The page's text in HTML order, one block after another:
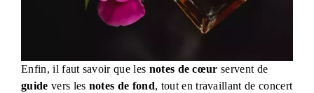
Enfin, il faut savoir que les notes de cœur servent de
guide vers les notes de fond, tout en travaillant de concert